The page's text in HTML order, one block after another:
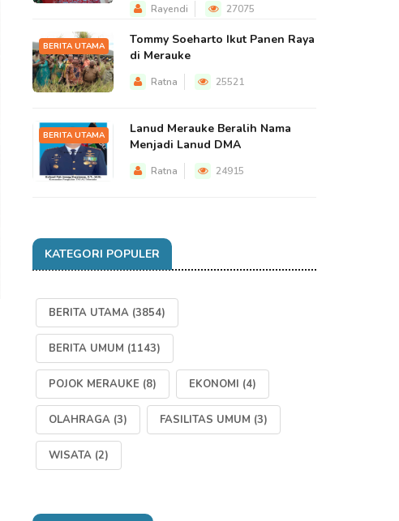
Rayendi 27075
BERITA UTAMA
Tommy Soeharto Ikut Panen Raya
di Merauke
Ratna 25521
BERITA UTAMA
Lanud Merauke Beralih Nama
Menjadi Lanud DMA
Ratna 24915
KATEGORI POPULER
BERITA UTAMA (3854)
BERITA UMUM (1143)
POJOK MERAUKE (8) EKONOMI (4)
OLAHRAGA (3) FASILITAS UMUM (3)
WISATA (2)